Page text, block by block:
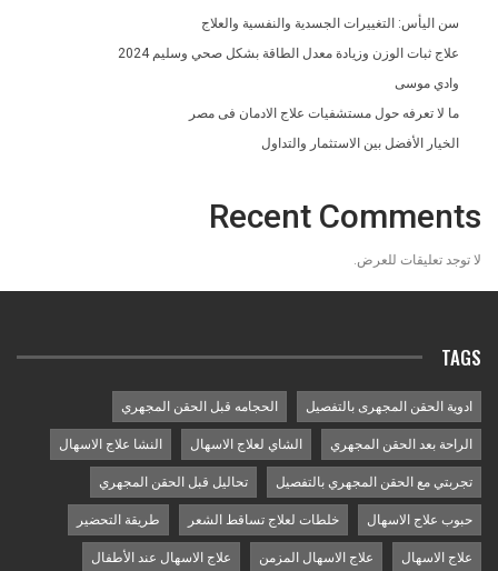
سن اليأس: التغييرات الجسدية والنفسية والعلاج
علاج ثبات الوزن وزيادة معدل الطاقة بشكل صحي وسليم 2024
وادي موسى
ما لا تعرفه حول مستشفيات علاج الادمان فى مصر
الخيار الأفضل بين الاستثمار والتداول
Recent Comments
لا توجد تعليقات للعرض.
TAGS
ادوية الحقن المجهرى بالتفصيل الحجامه قبل الحقن المجهري
الراحة بعد الحقن المجهري الشاي لعلاج الاسهال النشا علاج الاسهال
تجربتي مع الحقن المجهري بالتفصيل تحاليل قبل الحقن المجهري
حبوب علاج الاسهال خلطات لعلاج تساقط الشعر طريقة التحضير
علاج الاسهال علاج الاسهال المزمن علاج الاسهال عند الأطفال